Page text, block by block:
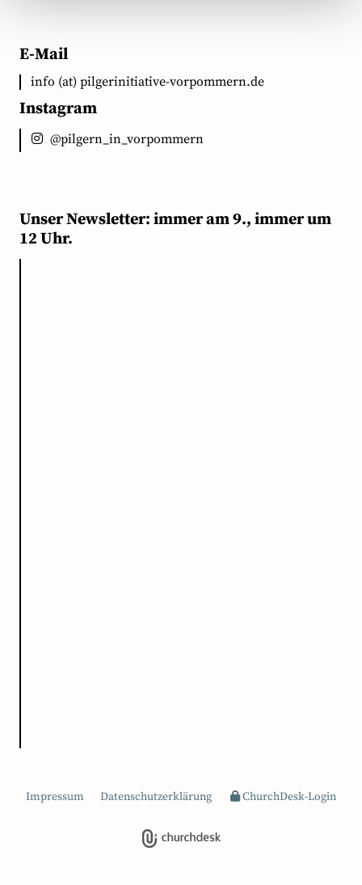
E-Mail
info (at) pilgerinitiative-vorpommern.de
Instagram
@pilgern_in_vorpommern
Unser Newsletter: immer am 9., immer um
12 Uhr.
Impressum Datenschutzerklärung ChurchDesk-Login